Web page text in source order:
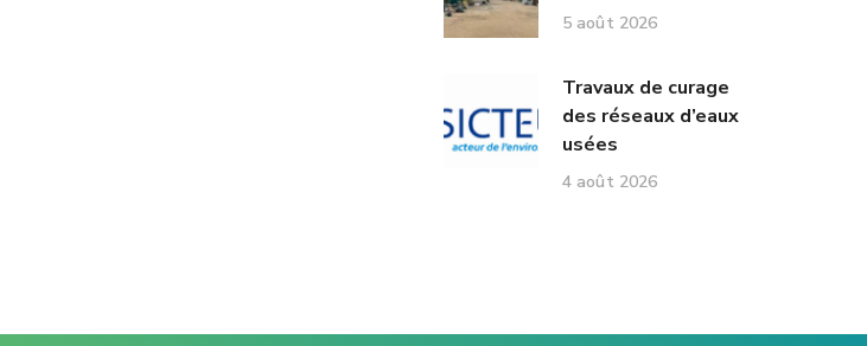
5 août 2026
Travaux de curage
des réseaux d’eaux
usées
4 août 2026